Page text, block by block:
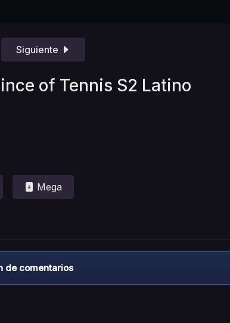
Siguiente
of Tennis S2 Latino
Mega
de comentarios